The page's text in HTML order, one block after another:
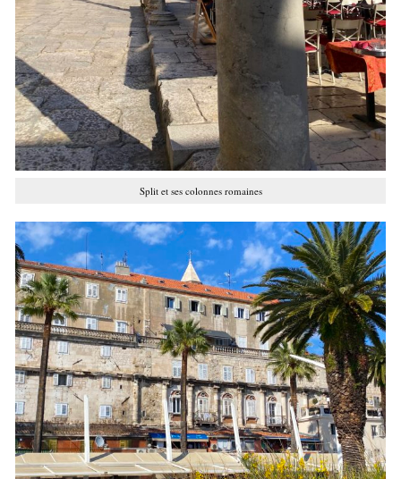
Split et ses colonnes romaines